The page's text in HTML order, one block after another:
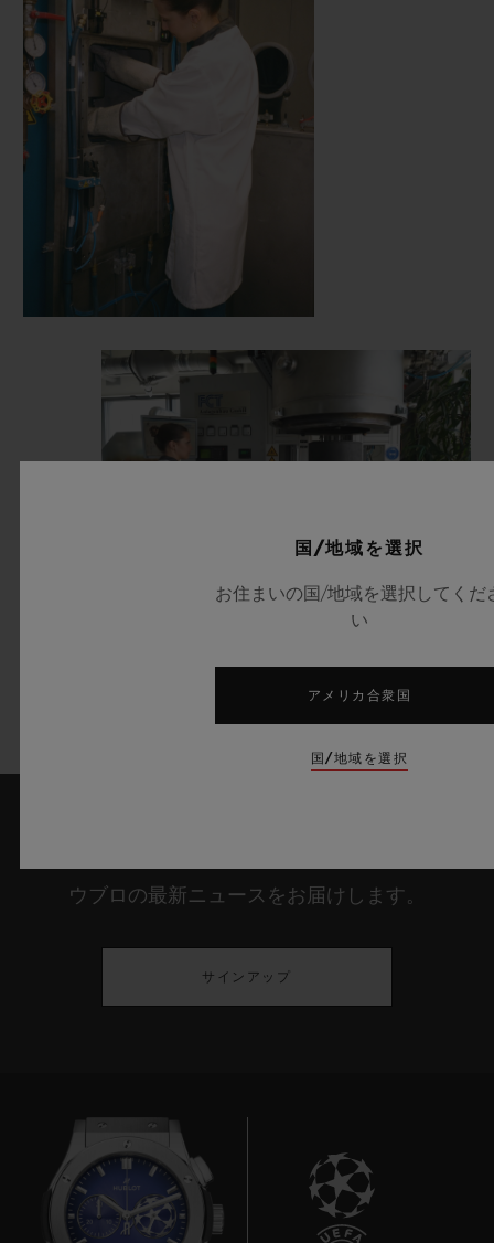
ウブロの最新ニュースをお届けします。
サインアップ
国/地域を選択
お住まいの国/地域を選択してくだ
い
アメリカ合衆国
国/地域を選択